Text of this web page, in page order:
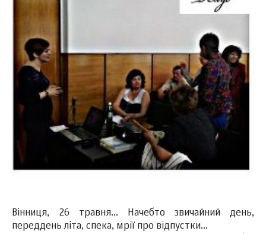
Вінниця, 26 травня... Начебто звичайний день,
переддень літа, спека, мрії про відпустки...